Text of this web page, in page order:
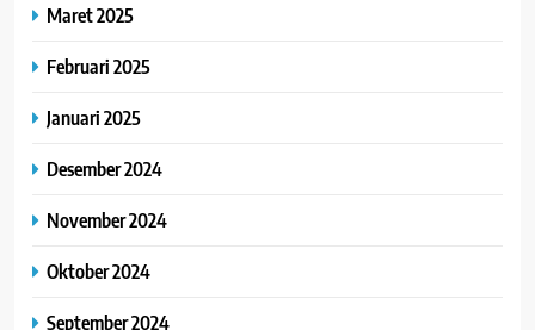
Maret 2025
Februari 2025
Januari 2025
Desember 2024
November 2024
Oktober 2024
September 2024